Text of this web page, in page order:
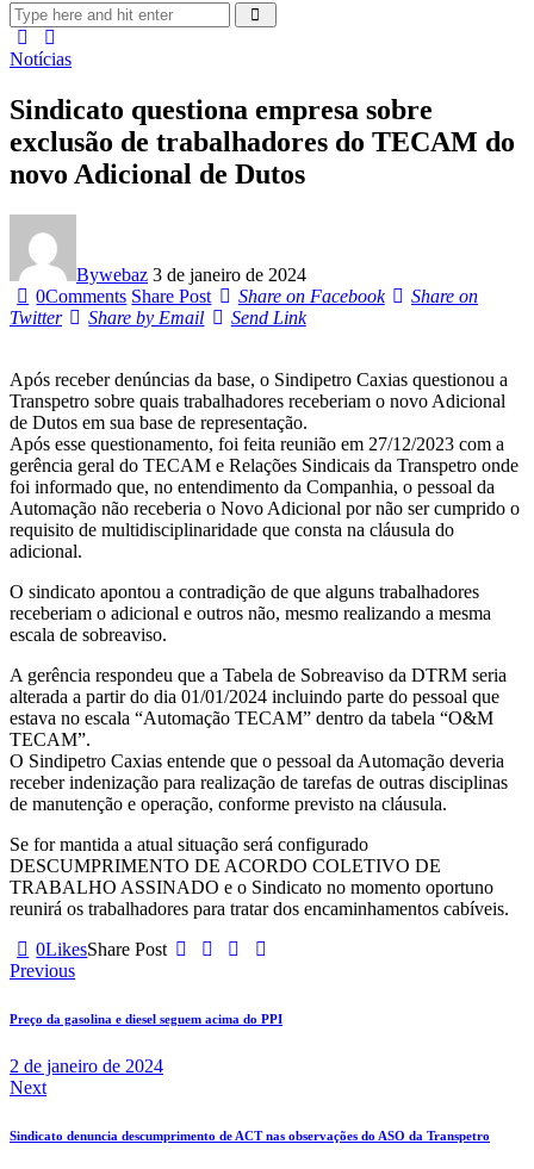
Notícias
Sindicato questiona empresa sobre
exclusão de trabalhadores do TECAM do
novo Adicional de Dutos
Bywebaz 3 de janeiro de 2024
0Comments Share Post Share on Facebook
Share on
Twitter
Share by Email Send Link
Após receber denúncias da base, o Sindipetro Caxias questionou a
Transpetro sobre quais trabalhadores receberiam o novo Adicional
de Dutos em sua base de representação.
Após esse questionamento, foi feita reunião em 27/12/2023 com a
gerência geral do TECAM e Relações Sindicais da Transpetro onde
foi informado que, no entendimento da Companhia, o pessoal da
Automação não receberia o Novo Adicional por não ser cumprido o
requisito de multidisciplinaridade que consta na cláusula do
adicional.
O sindicato apontou a contradição de que alguns trabalhadores
receberiam o adicional e outros não, mesmo realizando a mesma
escala de sobreaviso.
A gerência respondeu que a Tabela de Sobreaviso da DTRM seria
alterada a partir do dia 01/01/2024 incluindo parte do pessoal que
estava no escala “Automação TECAM” dentro da tabela “O&M
TECAM”.
O Sindipetro Caxias entende que o pessoal da Automação deveria
receber indenização para realização de tarefas de outras disciplinas
de manutenção e operação, conforme previsto na cláusula.
Se for mantida a atual situação será configurado
DESCUMPRIMENTO DE ACORDO COLETIVO DE
TRABALHO ASSINADO e o Sindicato no momento oportuno
reunirá os trabalhadores para tratar dos encaminhamentos cabíveis.
0LikesShare Post
Previous
Preço da gasolina e diesel seguem acima do PPI
2 de janeiro de 2024
Next
Sindicato denuncia descumprimento de ACT nas observações do ASO da Transpetro